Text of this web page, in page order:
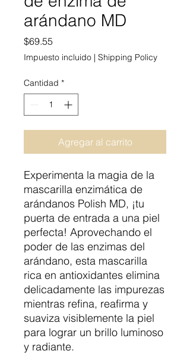
arándano MD
$69.55
Impuesto incluido | Shipping Policy
Cantidad *
Agregar al carrito
Experimenta la magia de la
mascarilla enzimática de
arándanos Polish MD, ¡tu
puerta de entrada a una piel
perfecta! Aprovechando el
poder de las enzimas del
arándano, esta mascarilla
rica en antioxidantes elimina
delicadamente las impurezas
mientras refina, reafirma y
suaviza visiblemente la piel
para lograr un brillo luminoso
y radiante.